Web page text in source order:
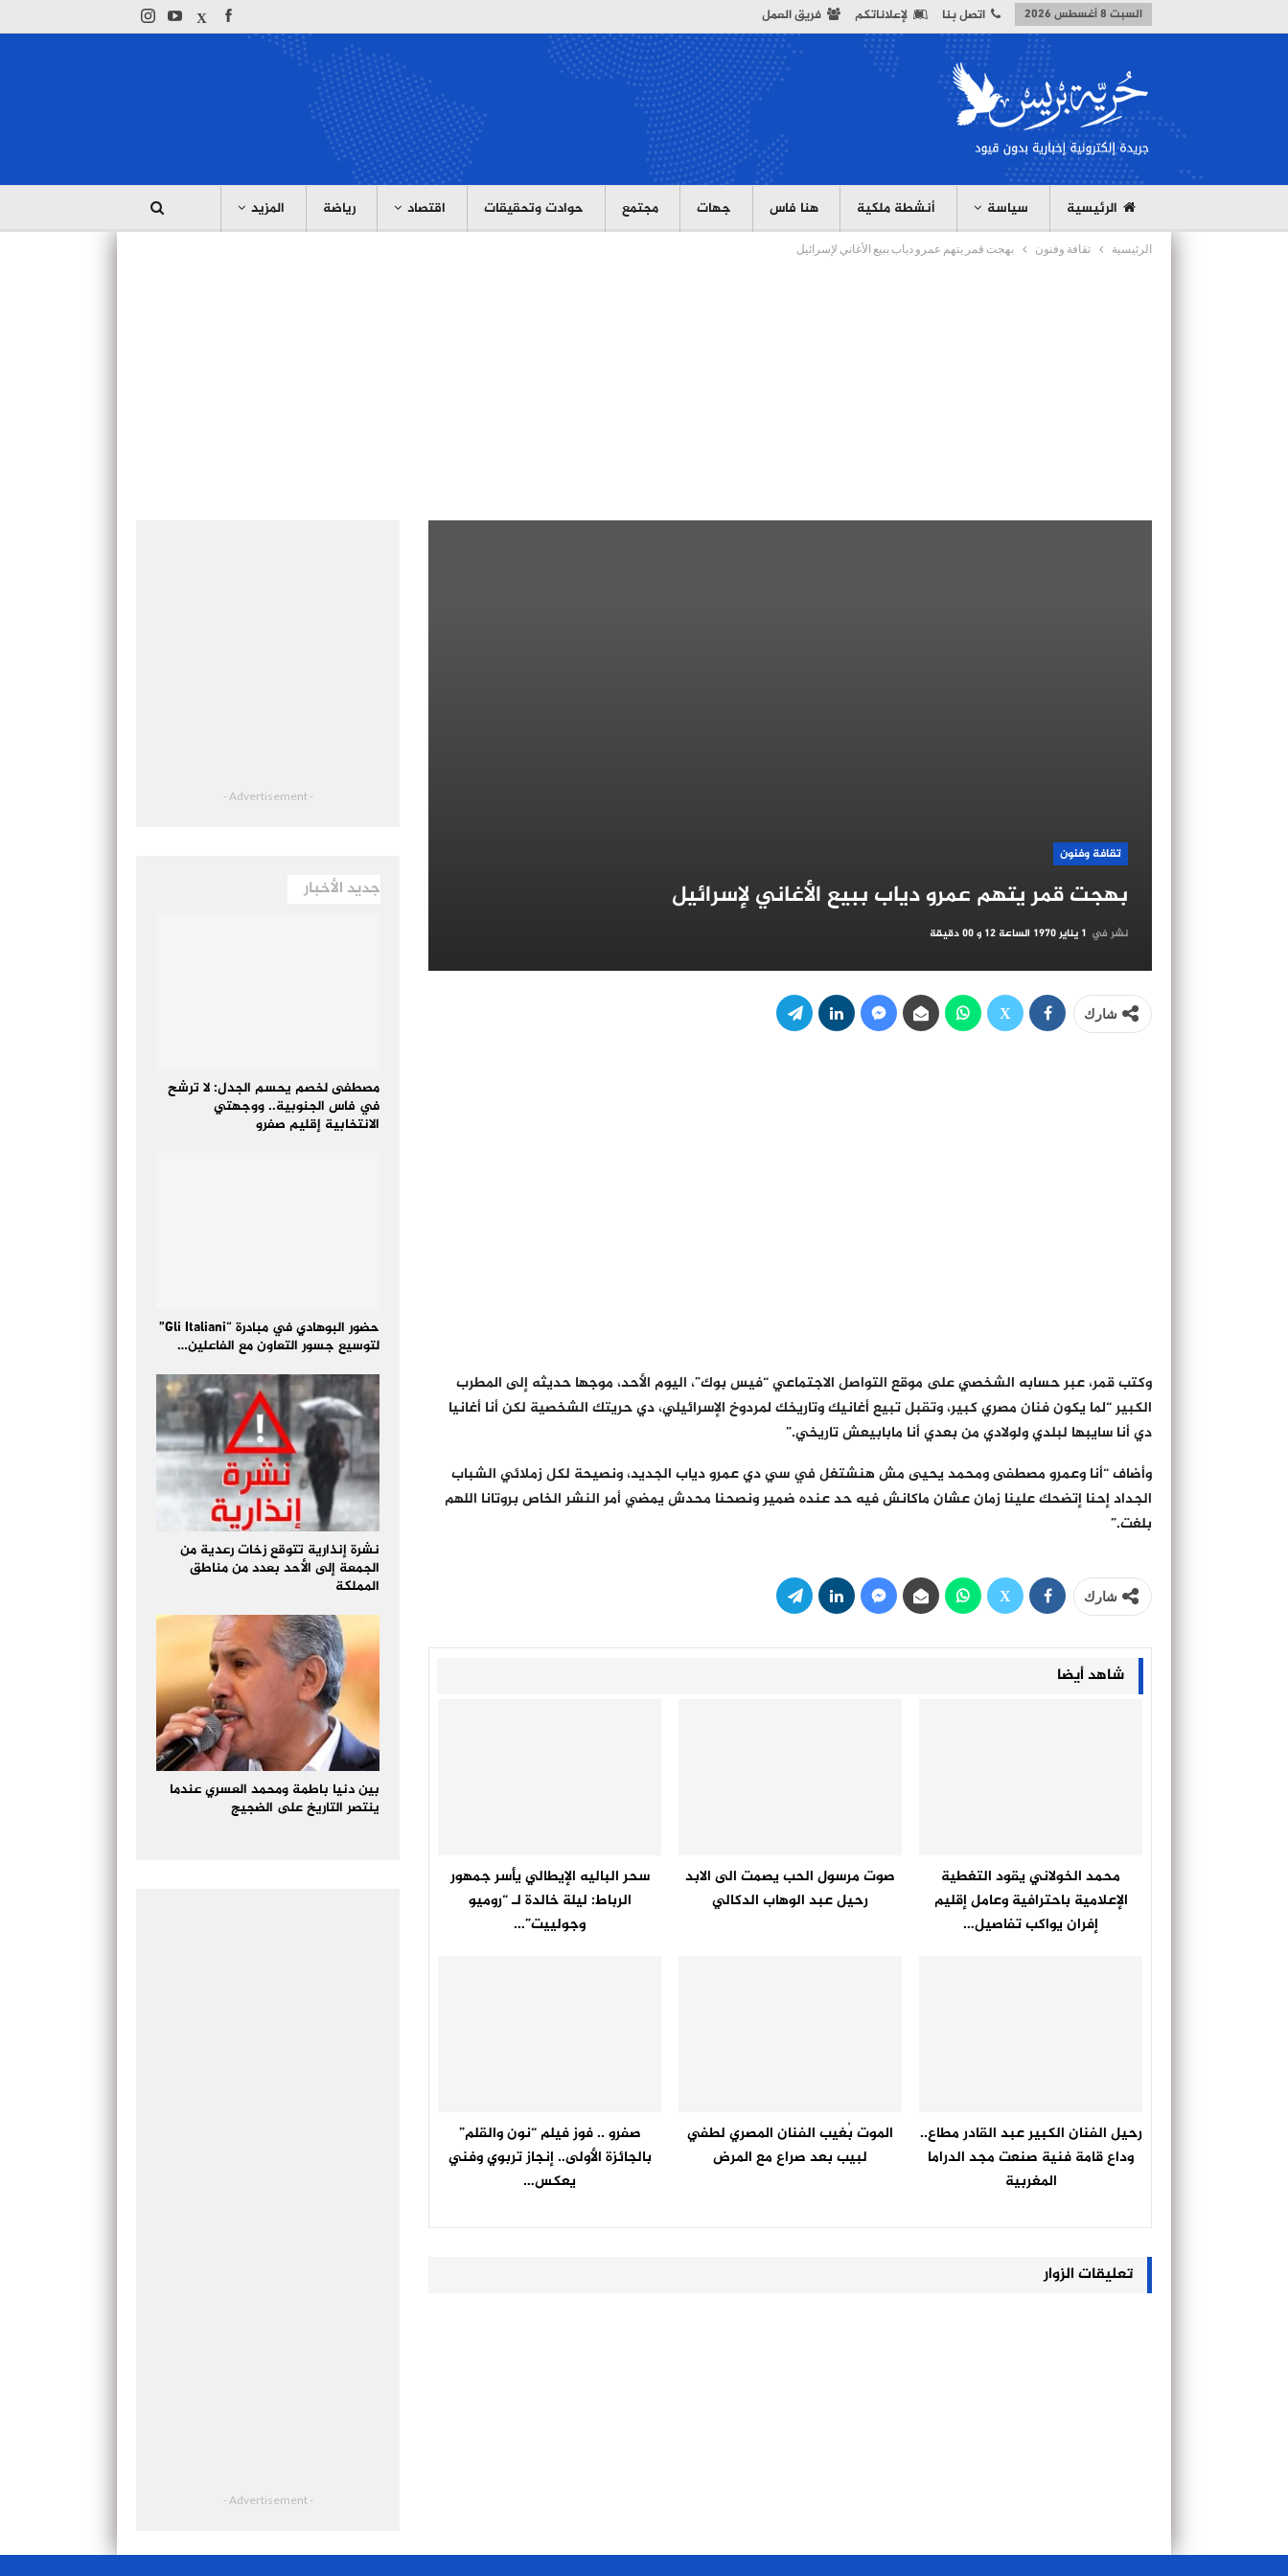
السبت 8 أغسطس 2026 اتصل بنا لإعلاناتكم فريق العمل
الرئيسية سياسة أنشطة ملكية هنا فاس جهات مجتمع حوادت وتحقيقات اقتصاد رياضة المزيد
الرئيسية تقافة وفنون بهجت قمر يتهم عمرو دياب ببيع الأغاني لإسرائيل
تقافة وفنون
بهجت قمر يتهم عمرو دياب ببيع الأغاني لإسرائيل
نشر في 1 يناير 1970 الساعة 12 و 00 دقيقة
شارك
وكتب قمر، عبر حسابه الشخصي على موقع التواصل الاجتماعي “فيس بوك”، اليوم الأحد، موجها حديثه إلى المطرب
الكبير “لما يكون فنان مصري كبير، وتقبل تبيع أغانيك وتاريخك لمردوخ الإسرائيلي، دي حريتك الشخصية لكن أنا أغانيا
دي أنا سايبها لبلدي ولولادي من بعدي أنا مابابيعش تاريخي.”
وأضاف “أنا وعمرو مصطفى ومحمد يحيى مش هنشتغل في سي دي عمرو دياب الجديد، ونصيحة لكل زملائي الشباب
الجداد إحنا إتضحك علينا زمان عشان ماكانش فيه حد عنده ضمير ونصحنا محدش يمضي أمر النشر الخاص بروتانا اللهم
بلغت.”
شارك
شاهد أيضا
محمد الخولاني يقود التغطية
الإعلامية باحترافية وعامل إقليم
إفران يواكب تفاصيل…
صوت مرسول الحب يصمت الى الابد
رحيل عبد الوهاب الدكالي
سحر الباليه الإيطالي يأسر جمهور
الرباط: ليلة خالدة لـ “روميو
وجولييت”…
رحيل الفنان الكبير عبد القادر مطاع..
وداع قامة فنية صنعت مجد الدراما
المغربية
الموت بُغيب الفنان المصري لطفي
لبيب بعد صراع مع المرض
صفرو .. فوز فيلم “نون والقلم”
بالجائزة الأولى.. إنجاز تربوي وفني
يعكس…
تعليقات الزوار
- Advertisement -
جديد الأخبار
مصطفى لخصم يحسم الجدل: لا ترشح
في فاس الجنوبية.. ووجهتي
الانتخابية إقليم صفرو
حضور البوهادي في مبادرة “Gli Italiani”
لتوسيع جسور التعاون مع الفاعلين…
نشرة إنذارية تتوقع زخات رعدية من
الجمعة إلى الأحد بعدد من مناطق
المملكة
بين دنيا باطمة ومحمد العسري عندما
ينتصر التاريخ على الضجيج
- Advertisement -